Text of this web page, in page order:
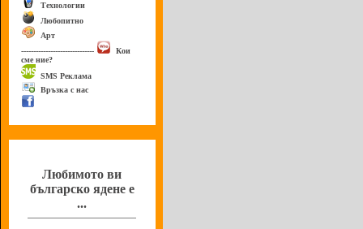
Технологии
Любопитно
Арт
------------------------------
Кои
сме ние?
SMS Реклама
Връзка с нас
Любимото ви
българско ядене е
...